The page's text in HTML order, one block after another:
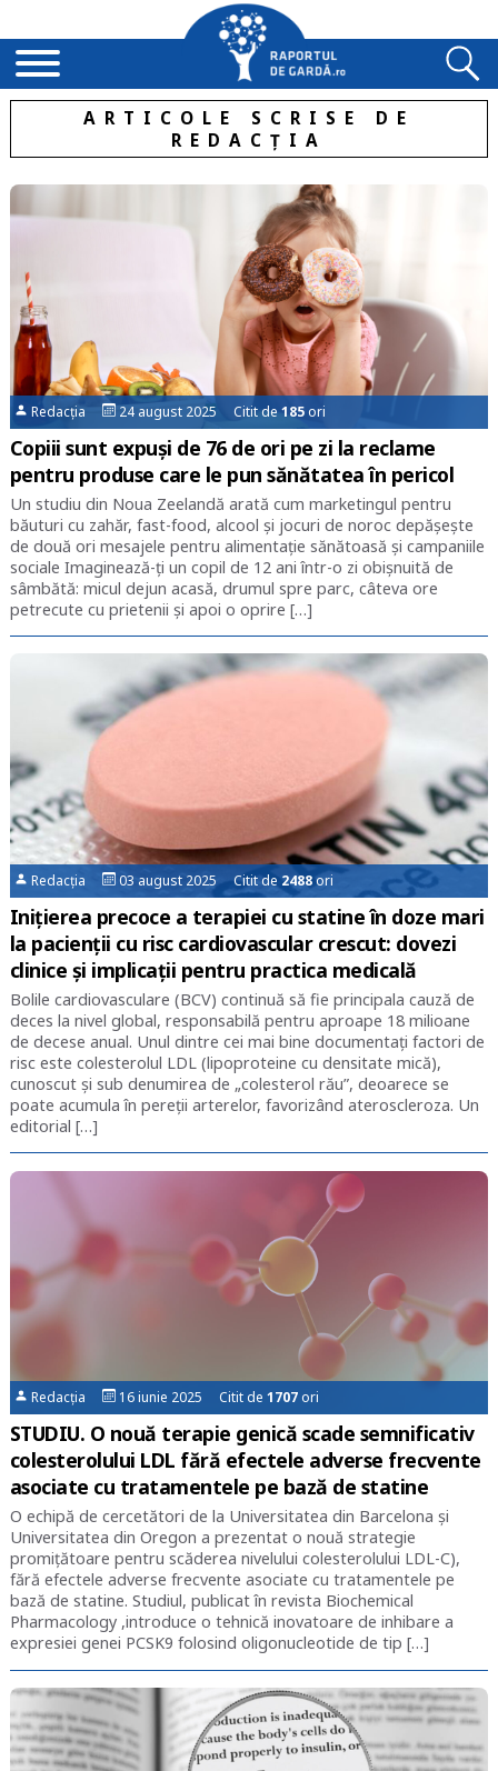
ARTICOLE SCRISE DE
REDACȚIA
Redacția 24 august 2025 Citit de185ori
Copiii sunt expuși de 76 de ori pe zi la reclame
pentru produse care le pun sănătatea în pericol
Un studiu din Noua Zeelandă arată cum marketingul pentru
băuturi cu zahăr, fast-food, alcool și jocuri de noroc depășește
de două ori mesajele pentru alimentație sănătoasă și campaniile
sociale Imaginează-ți un copil de 12 ani într-o zi obișnuită de
sâmbătă: micul dejun acasă, drumul spre parc, câteva ore
petrecute cu prietenii și apoi o oprire […]
Redacția 03 august 2025 Citit de 2488ori
Inițierea precoce a terapiei cu statine în doze mari
la pacienții cu risc cardiovascular crescut: dovezi
clinice și implicații pentru practica medicală
Bolile cardiovasculare (BCV) continuă să fie principala cauză de
deces la nivel global, responsabilă pentru aproape 18 milioane
de decese anual. Unul dintre cei mai bine documentați factori de
risc este colesterolul LDL (lipoproteine cu densitate mică),
cunoscut și sub denumirea de „colesterol rău”, deoarece se
poate acumula în pereții arterelor, favorizând ateroscleroza. Un
editorial […]
Redacția 16 iunie 2025 Citit de1707ori
STUDIU. O nouă terapie genică scade semnificativ
colesterolului LDL fără efectele adverse frecvente
asociate cu tratamentele pe bază de statine
O echipă de cercetători de la Universitatea din Barcelona și
Universitatea din Oregon a prezentat o nouă strategie
promițătoare pentru scăderea nivelului colesterolului LDL-C),
fără efectele adverse frecvente asociate cu tratamentele pe
bază de statine. Studiul, publicat în revista Biochemical
Pharmacology ,introduce o tehnică inovatoare de inhibare a
expresiei genei PCSK9 folosind oligonucleotide de tip […]